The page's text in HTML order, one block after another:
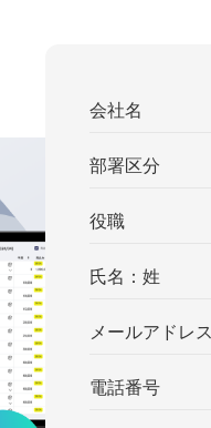
会社名
部署区分
役職
氏名：姓
メールアドレス
電話番号